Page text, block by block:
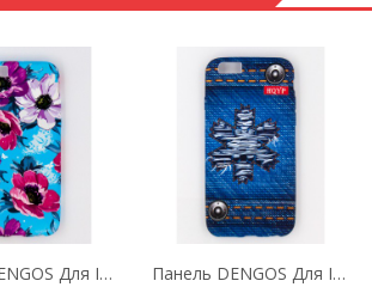
Панель DENGOS Для IPhone 7 "Flowers" Панель DENGOS Для IPhone 7 "Jeans"